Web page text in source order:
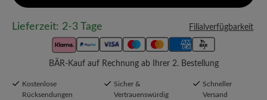
Lieferzeit: 2-3 Tage Filialverfügbarkeit
BÄR-Kauf auf Rechnung ab Ihrer 2. Bestellung
Kostenlose
Rücksendungen
Sicher &
Vertrauenswürdig
Schneller
Versand